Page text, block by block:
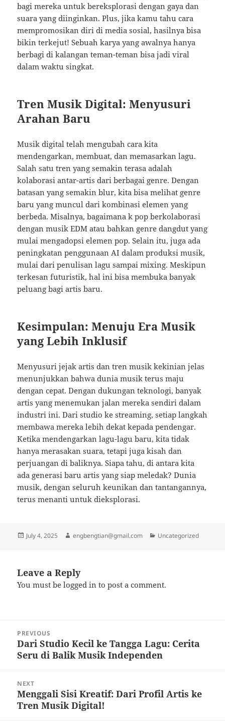
bagi mereka untuk bereksplorasi dengan gaya dan
suara yang diinginkan. Plus, jika kamu tahu cara
mempromosikan diri di media sosial, hasilnya bisa
bikin terkejut! Sebuah karya yang awalnya hanya
berbagi di kalangan teman-teman bisa jadi viral
dalam waktu singkat.
Tren Musik Digital: Menyusuri
Arahan Baru
Musik digital telah mengubah cara kita
mendengarkan, membuat, dan memasarkan lagu.
Salah satu tren yang semakin terasa adalah
kolaborasi antar-artis dari berbagai genre. Dengan
batasan yang semakin blur, kita bisa melihat genre
baru yang muncul dari kombinasi elemen yang
berbeda. Misalnya, bagaimana k pop berkolaborasi
dengan musik EDM atau bahkan genre dangdut yang
mulai mengadopsi elemen pop. Selain itu, juga ada
peningkatan penggunaan AI dalam produksi musik,
mulai dari penulisan lagu sampai mixing. Meskipun
terkesan futuristik, hal ini bisa membuka banyak
peluang bagi artis baru.
Kesimpulan: Menuju Era Musik
yang Lebih Inklusif
Menyusuri jejak artis dan tren musik kekinian jelas
menunjukkan bahwa dunia musik terus maju
dengan cepat. Dengan dukungan teknologi, banyak
artis yang menemukan jalan mereka sendiri dalam
industri ini. Dari studio ke streaming, setiap langkah
membawa mereka lebih dekat kepada pendengar.
Ketika mendengarkan lagu-lagu baru, kita tidak
hanya merasakan suara, tetapi juga kisah dan
perjuangan di baliknya. Siapa tahu, di antara kita
ada generasi baru artis yang siap meledak? Dunia
musik, dengan seluruh keunikan dan tantangannya,
terus menanti untuk dieksplorasi.
Posted
July 4, 2025 Author
engbengtian@gmail.com Categories
Uncategorized
Leave a Reply
You must belogged in to post a comment.
navigation
PREVIOUS
Previous
post:
Dari Studio Kecil ke Tangga Lagu: Cerita
Seru di Balik Musik Independen
NEXT
Next
post:
Menggali Sisi Kreatif: Dari Profil Artis ke
Tren Musik Digital!